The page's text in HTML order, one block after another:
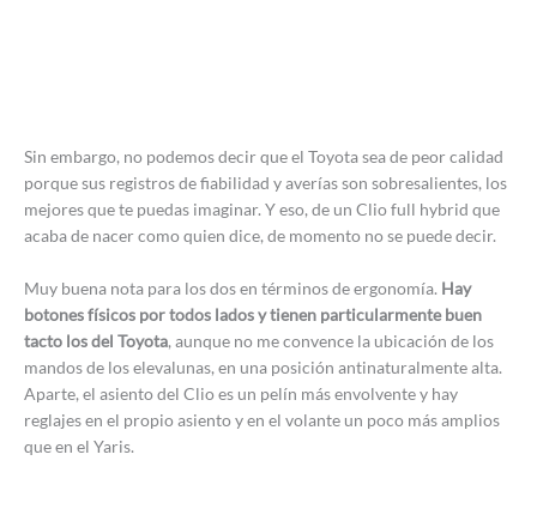
Sin embargo, no podemos decir que el Toyota sea de peor calidad
porque sus registros de fiabilidad y averías son sobresalientes, los
mejores que te puedas imaginar. Y eso, de un Clio full hybrid que
acaba de nacer como quien dice, de momento no se puede decir.
Muy buena nota para los dos en términos de ergonomía. Hay
botones físicos por todos lados y tienen particularmente buen
tacto los del Toyota, aunque no me convence la ubicación de los
mandos de los elevalunas, en una posición antinaturalmente alta.
Aparte, el asiento del Clio es un pelín más envolvente y hay
reglajes en el propio asiento y en el volante un poco más amplios
que en el Yaris.